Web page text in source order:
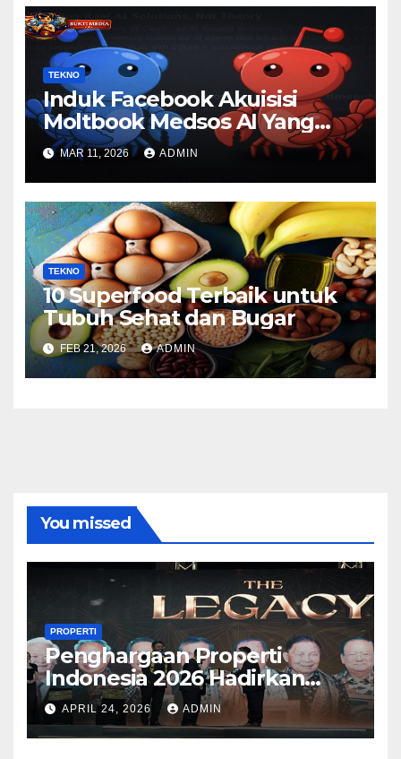
TEKNO
Induk Facebook Akuisisi
Moltbook Medsos AI Yang
Viral
MAR 11, 2026 ADMIN
TEKNO
10 Superfood Terbaik untuk
Tubuh Sehat dan Bugar
FEB 21, 2026 ADMIN
You missed
PROPERTI
Penghargaan Properti
Indonesia 2026 Hadirkan
Kategori Baru Sesuai
Perkembangan Pasar
APRIL 24, 2026 ADMIN